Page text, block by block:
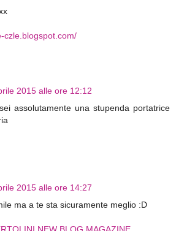
czle.blogspot.com/
2015 alle ore 12:12
assolutamente una stupenda portatrice
2015 alle ore 14:27
ma a te sta sicuramente meglio :D